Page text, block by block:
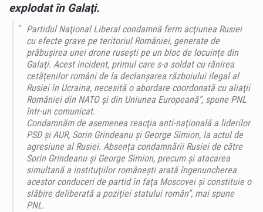
explodat în Galaţi.
Partidul Naţional Liberal condamnă ferm acţiunea Rusiei
cu efecte grave pe teritoriul României, generate de
prăbuşirea unei drone ruseşti pe un bloc de locuinţe din
Galaţi. Acest incident, primul care s-a soldat cu rănirea
cetăţenilor români de la declanşarea războiului ilegal al
Rusiei în Ucraina, necesită o abordare coordonată cu aliaţii
României din NATO şi din Uniunea Europeană”, spune PNL
într-un comunicat.
Condamnăm de asemenea reacţia anti-naţională a liderilor
PSD şi AUR, Sorin Grindeanu şi George Simion, la actul de
agresiune al Rusiei. Absenţa condamnării Rusiei de către
Sorin Grindeanu şi George Simion, precum şi atacarea
simultană a instituţiilor româneşti arată îngenuncherea
acestor conduceri de partid în faţa Moscovei şi constituie o
slăbire deliberată a poziţiei statului român”, mai spune
PNL.